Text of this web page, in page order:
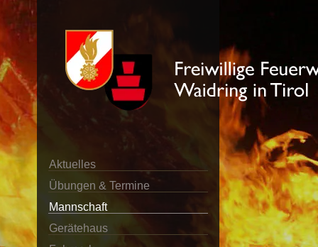
Aktuelles
Übungen & Termine
Mannschaft
Gerätehaus